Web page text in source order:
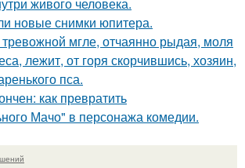
живого человека.
новые снимки юпитера.
мгле, отчаянно рыдая, моля
лежит, от горя скорчившись, хозяин,
пса.
как превратить
Мачо" в персонажа комедии.